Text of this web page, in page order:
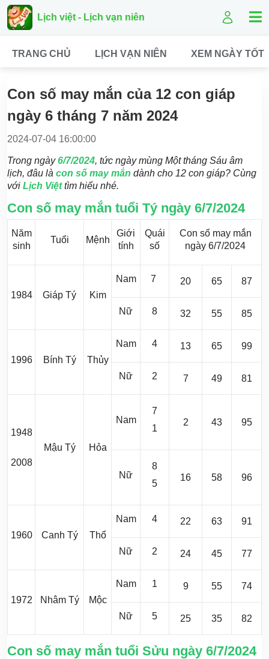
Lịch việt - Lịch vạn niên
TRANG CHỦ LỊCH VẠN NIÊN XEM NGÀY TỐT
Con số may mắn của 12 con giáp
ngày 6 tháng 7 năm 2024
2024-07-04 16:00:00
Trong ngày6/7/2024, tức ngày mùng Một tháng Sáu âm
lịch, đâu là con số may mắn dành cho 12 con giáp? Cùng
với Lịch Việttìm hiểu nhé.
Con số may mắn tuổi Tý ngày 6/7/2024
Năm
sinh
Tuổi Mệnh
Giới
tính
Quái
số
Con số may mắn
ngày 6/7/2024
1984 Giáp Tý Kim
Nam 7 20 65 87
Nữ 8 32 55 85
1996 Bính Tý Thủy
Nam 4 13 65 99
Nữ 2 7 49 81
1948
2008
Mậu Tý Hỏa
Nam
7
1
2 43 95
Nữ
8
5
16 58 96
1960 Canh Tý Thổ
Nam 4 22 63 91
Nữ 2 24 45 77
1972 Nhâm Tý Mộc
Nam 1 9 55 74
Nữ 5 25 35 82
Con số may mắn tuổi Sửu ngày 6/7/2024